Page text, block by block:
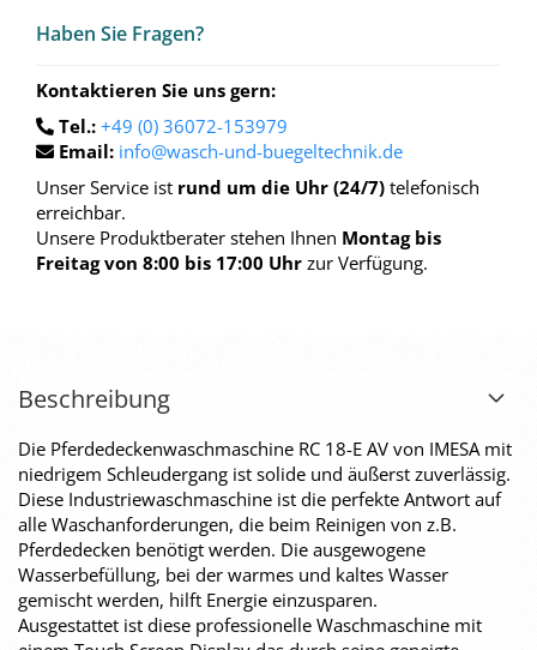
Haben Sie Fra­gen?
Kontaktieren Sie uns gern:
Tel.: +49 (0) 36072-153979
Email: info@wasch-und-buegeltechnik.de
Unser Service ist rund um die Uhr (24/7) telefonisch
erreichbar.
Unsere Produktberater stehen Ihnen Montag bis
Freitag von 8:00 bis 17:00 Uhr zur Verfügung.
Beschreibung
Die Pferdedeckenwaschmaschine RC 18-E AV von IMESA mit
niedrigem Schleudergang ist solide und äußerst zuverlässig.
Diese Industriewaschmaschine ist die perfekte Antwort auf
alle Waschanforderungen, die beim Reinigen von z.B.
Pferdedecken benötigt werden. Die ausgewogene
Wasserbefüllung, bei der warmes und kaltes Wasser
gemischt werden, hilft Energie einzusparen.
Ausgestattet ist diese professionelle Waschmaschine mit